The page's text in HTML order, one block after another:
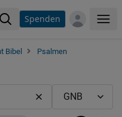
Spenden
Bibel
Psalmen